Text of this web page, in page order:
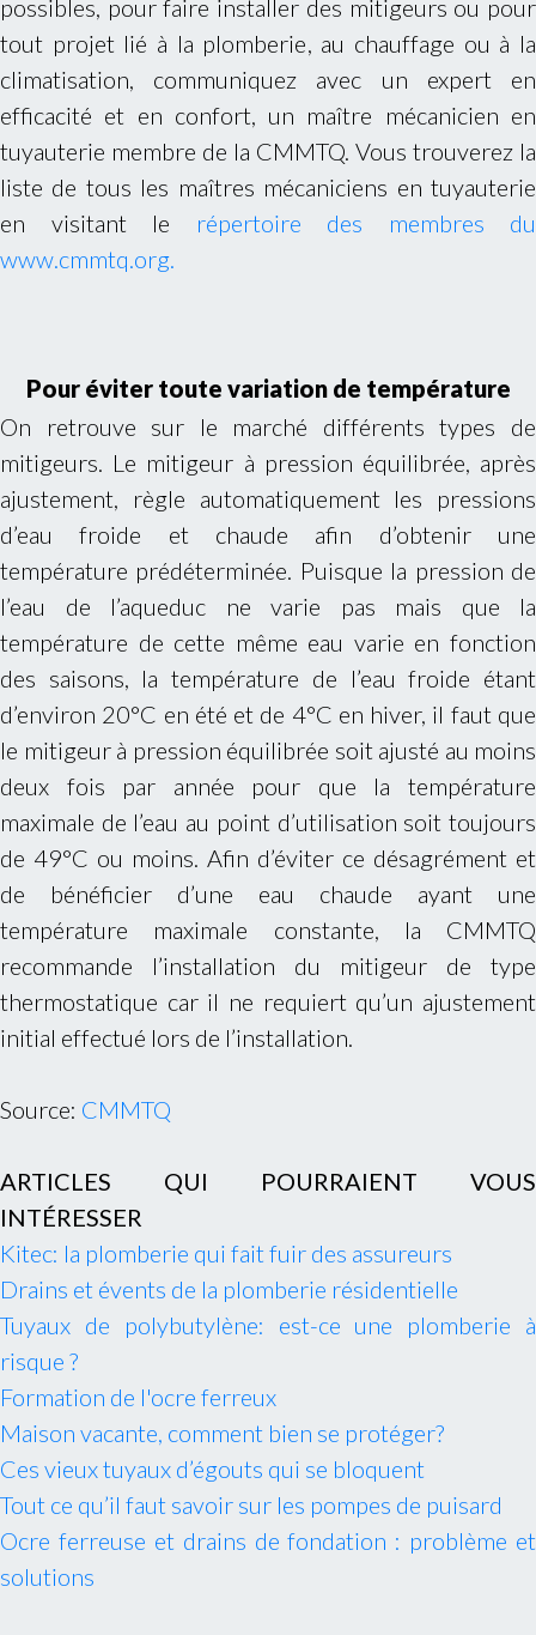
possibles, pour faire installer des mitigeurs ou pour
tout projet lié à la plomberie, au chauffage ou à la
climatisation, communiquez avec un expert en
efficacité et en confort, un maître mécanicien en
tuyauterie membre de la CMMTQ. Vous trouverez la
liste de tous les maîtres mécaniciens en tuyauterie
en visitant le
répertoire des membres du
www.cmmtq.org.
Pour éviter toute variation de température
On retrouve sur le marché différents types de
mitigeurs. Le mitigeur à pression équilibrée, après
ajustement, règle automatiquement les pressions
d’eau froide et chaude afin d’obtenir une
température prédéterminée. Puisque la pression de
l’eau de l’aqueduc ne varie pas mais que la
température de cette même eau varie en fonction
des saisons, la température de l’eau froide étant
d’environ 20°C en été et de 4°C en hiver, il faut que
le mitigeur à pression équilibrée soit ajusté au moins
deux fois par année pour que la température
maximale de l’eau au point d’utilisation soit toujours
de 49°C ou moins. Afin d’éviter ce désagrément et
de bénéficier d’une eau chaude ayant une
température maximale constante, la CMMTQ
recommande l’installation du mitigeur de type
thermostatique car il ne requiert qu’un ajustement
initial effectué lors de l’installation.
Source: CMMTQ
ARTICLES QUI POURRAIENT VOUS
INTÉRESSER
Kitec: la plomberie qui fait fuir des assureurs
Drains et évents de la plomberie résidentielle
Tuyaux de polybutylène: est-ce une plomberie à
risque ?
Formation de l'ocre ferreux
Maison vacante, comment bien se protéger?
Ces vieux tuyaux d’égouts qui se bloquent
Tout ce qu’il faut savoir sur les pompes de puisard
Ocre ferreuse et drains de fondation : problème et
solutions